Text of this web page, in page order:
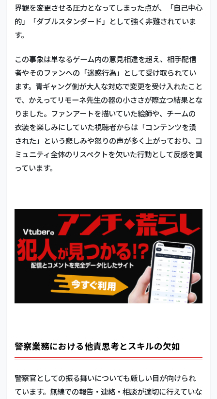
界観を変更させる圧力となってしまった点が、「自己中心
的」「ダブルスタンダード」として強く非難されていま
す。
この事象は単なるゲーム内の意見相違を超え、相手配信
者やそのファンへの「迷惑行為」として受け取られてい
ます。青ギャング側が大人な対応で変更を受け入れたこと
で、かえってリモーネ先生の器の小ささが際立つ結果とな
りました。ファンアートを描いていた絵師や、チームの
衣装を楽しみにしていた視聴者からは「コンテンツを潰
された」という悲しみや怒りの声が多く上がっており、コ
ミュニティ全体のリスペクトを欠いた行動として反感を買
っています。
警察業務における他責思考とスキルの欠如
警察官としての振る舞いについても厳しい目が向けられ
ています。無線での報告・連絡・相談が適切に行えていな